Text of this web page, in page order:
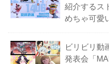
紹介するス
めちゃ可愛
ビリビリ動
発表会「